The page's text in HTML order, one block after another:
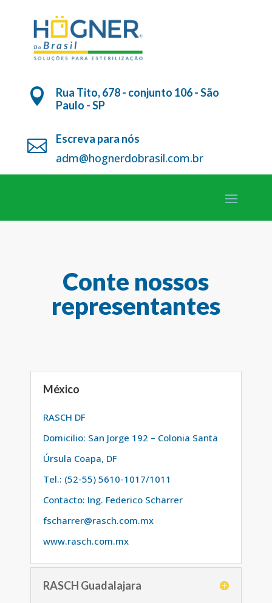

Rua Tito, 678 - conjunto 106 - São
Paulo - SP
 Escreva para nós
adm@hognerdobrasil.com.br
Conte nossos
representantes
México
RASCH DF
Domicilio: San Jorge 192 – Colonia Santa
Úrsula Coapa, DF
Tel.: (52-55) 5610-1017/1011
Contacto: Ing. Federico Scharrer
fscharrer@rasch.com.mx
www.rasch.com.mx
RASCH Guadalajara